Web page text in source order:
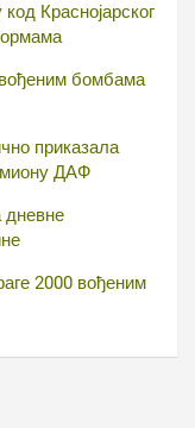
Краснојарског
бомбама
приказала
ДАФ
дневне
2000 вођеним